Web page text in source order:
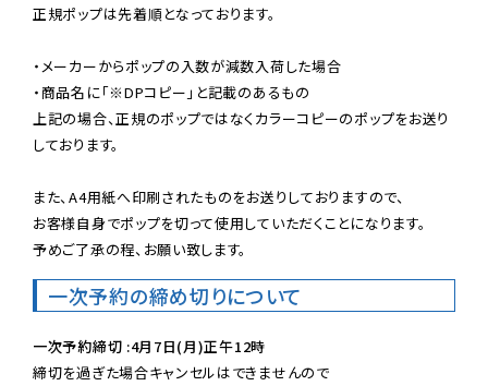
正規ポップは先着順となっております。
・メーカーからポップの入数が減数入荷した場合
・商品名に「※DPコピー」と記載のあるもの
上記の場合、正規のポップではなくカラーコピーのポップをお送り
しております。
また、A4用紙へ印刷されたものをお送りしておりますので、
お客様自身でポップを切って使用していただくことになります。
予めご了承の程、お願い致します。
一次予約の締め切りについて
一次予約締切 :4月7日(月)正午12時
締切を過ぎた場合キャンセルはできませんので